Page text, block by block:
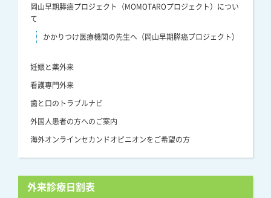
岡山早期膵癌プロジェクト（MOMOTAROプロジェクト）につい
て
かかりつけ医療機関の先生へ（岡山早期膵癌プロジェクト）
妊娠と薬外来
看護専門外来
歯と口のトラブルナビ
外国人患者の方へのご案内
海外オンラインセカンドオピニオンをご希望の方
外来診療日割表